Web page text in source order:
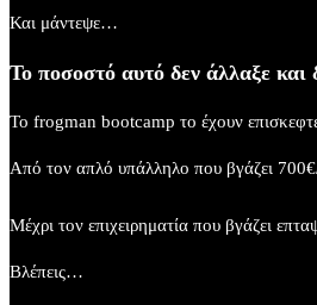
Και μάντεψε…
Το ποσοστό αυτό δεν άλλαξε
Το frogman bootcamp το έχουν
Από τον απλό υπάλληλο που βγάζει 700€/
Μέχρι τον επιχειρηματία που βγάζει
Βλέπεις…​